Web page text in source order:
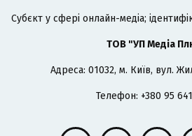
Cубєкт у сфері онлайн-медіа;
ТОВ "УП Медіа
Адреса: 01032, м. Київ, вул.
Телефон: +380 95